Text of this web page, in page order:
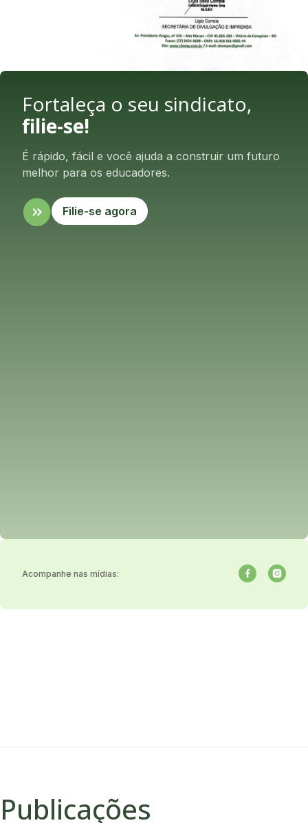
Fortaleça o seu sindicato,
filie-se!
É rápido, fácil e você ajuda a construir um futuro
melhor para os educadores.
Filie-se agora
Acompanhe nas mídias:
Publicações